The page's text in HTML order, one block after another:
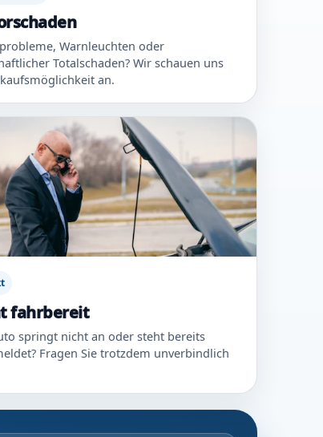
Warnleuchten oder
Totalschaden? Wir schauen uns
an.
fahrbereit
springt nicht an oder steht bereits
Fragen Sie trotzdem unverbindlich